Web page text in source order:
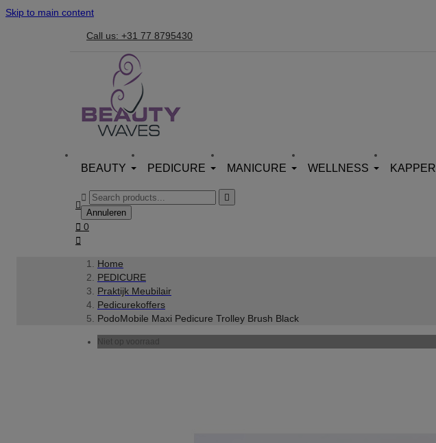
Skip to main content
Call us: +31 77 8795430
BEAUTY PEDICURE MANICURE WELLNESS KAPPER



Annuleren
 0

Home
PEDICURE
Praktijk Meubilair
Pedicurekoffers
PodoMobile Maxi Pedicure Trolley Brush Black
Niet op voorraad